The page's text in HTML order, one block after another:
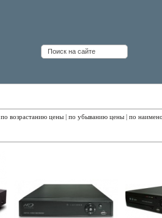
по возрастанию цены | по убыванию цены | по